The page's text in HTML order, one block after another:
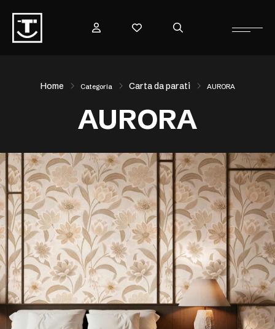
Home Categoria Carta da parati AURORA
AURORA